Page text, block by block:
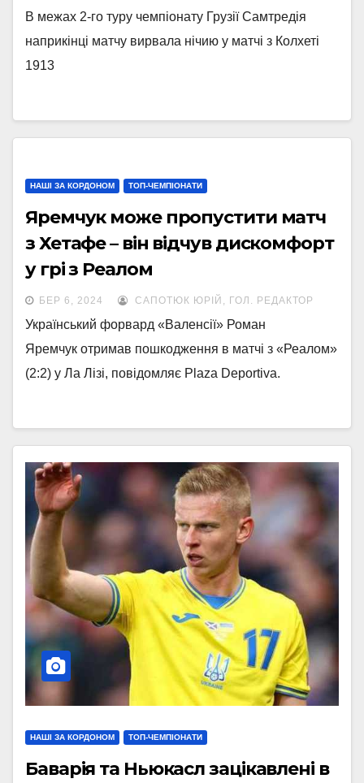
В межах 2-го туру чемпіонату Грузії Самтредія
наприкінці матчу вирвала нічию у матчі з Колхеті
1913
НАШІ ЗА КОРДОНОМ ТОП-ЧЕМПІОНАТИ
Яремчук може пропустити матч
з Хетафе – він відчув дискомфорт
у грі з Реалом
БЕР 6, 2024 САПОТЮК ЮРІЙ, ГОЛ. РЕДАКТОР
Український форвард «Валенсії» Роман
Яремчук отримав пошкодження в матчі з «Реалом»
(2:2) у Ла Лізі, повідомляє Plaza Deportiva.
НАШІ ЗА КОРДОНОМ ТОП-ЧЕМПІОНАТИ
Баварія та Ньюкасл зацікавлені в